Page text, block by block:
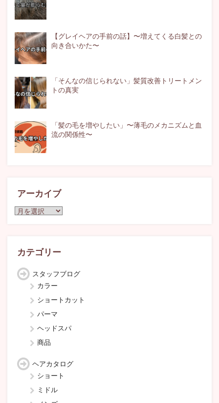
【グレイヘアの手前の話】〜増えてくる白髪との
向き合いかた〜
「そんなの信じられない」髪質改善トリートメン
トの真実
「髪の毛を増やしたい」〜薄毛のメカニズムと血
流の関係性〜
アーカイブ
ア
ブ
カテゴリー
スタッフブログ
カラー
ショートカット
パーマ
ヘッドスパ
商品
ヘアカタログ
ショート
ミドル